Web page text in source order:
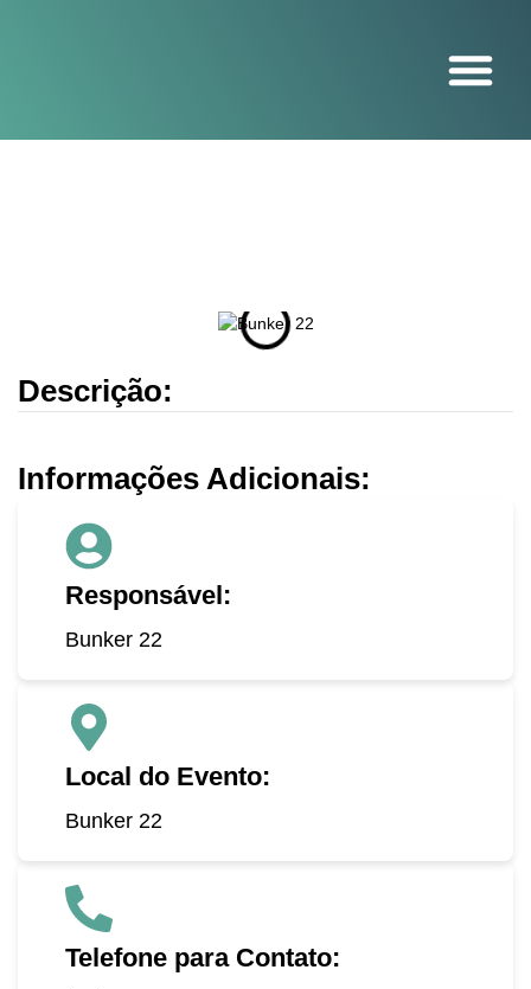
Descrição:
Informações Adicionais:
Responsável:
Bunker 22
Local do Evento:
Bunker 22
Telefone para Contato: